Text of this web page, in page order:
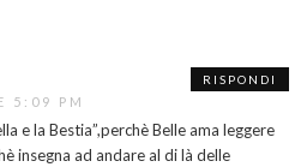
5:09 PM
e la Bestia”,perchè Belle ama leggere
insegna ad andare al di là delle
RISPONDI